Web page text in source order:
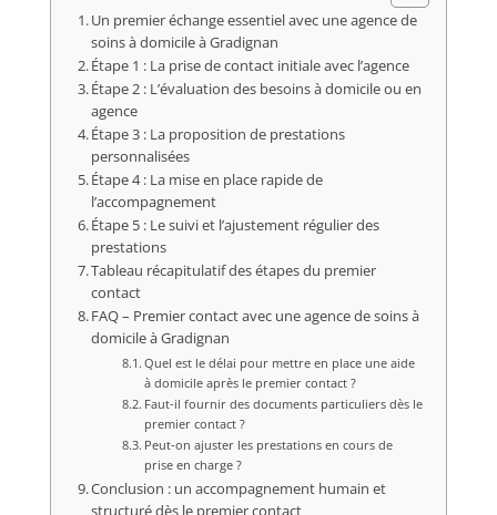
Un premier échange essentiel avec une agence de
soins à domicile à Gradignan
Étape 1 : La prise de contact initiale avec l’agence
Étape 2 : L’évaluation des besoins à domicile ou en
agence
Étape 3 : La proposition de prestations
personnalisées
Étape 4 : La mise en place rapide de
l’accompagnement
Étape 5 : Le suivi et l’ajustement régulier des
prestations
Tableau récapitulatif des étapes du premier
contact
FAQ – Premier contact avec une agence de soins à
domicile à Gradignan
Quel est le délai pour mettre en place une aide
à domicile après le premier contact ?
Faut-il fournir des documents particuliers dès le
premier contact ?
Peut-on ajuster les prestations en cours de
prise en charge ?
Conclusion : un accompagnement humain et
structuré dès le premier contact